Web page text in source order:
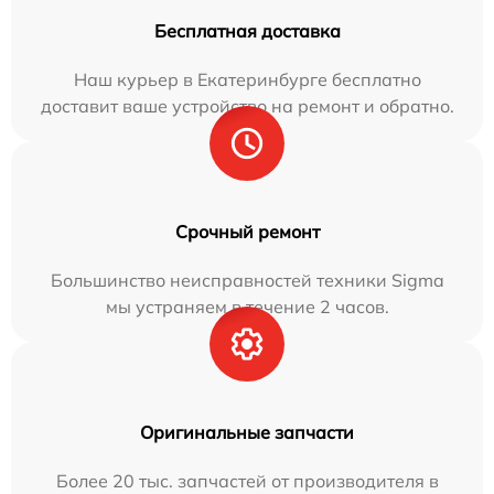
Бесплатная доставка
Наш курьер в Екатеринбурге бесплатно
доставит ваше устройство на ремонт и обратно.
Срочный ремонт
Большинство неисправностей техники Sigma
мы устраняем в течение 2 часов.
Оригинальные запчасти
Более 20 тыс. запчастей от производителя в